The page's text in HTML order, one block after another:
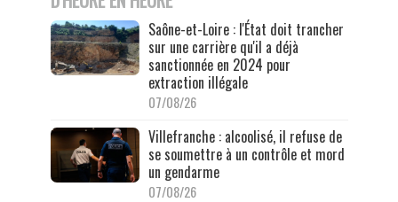
Saône-et-Loire : l'État doit trancher
sur une carrière qu'il a déjà
sanctionnée en 2024 pour
extraction illégale
07/08/26
Villefranche : alcoolisé, il refuse de
se soumettre à un contrôle et mord
un gendarme
07/08/26